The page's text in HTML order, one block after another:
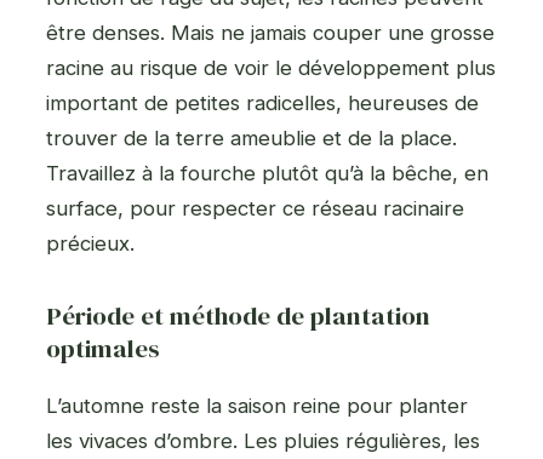
être denses. Mais ne jamais couper une grosse
racine au risque de voir le développement plus
important de petites radicelles, heureuses de
trouver de la terre ameublie et de la place.
Travaillez à la fourche plutôt qu’à la bêche, en
surface, pour respecter ce réseau racinaire
précieux.
Période et méthode de plantation
optimales
L’automne reste la saison reine pour planter
les vivaces d’ombre. Les pluies régulières, les